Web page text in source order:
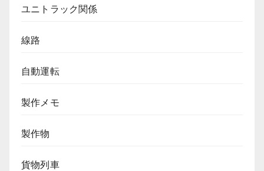
ユニトラック関係
線路
自動運転
製作メモ
製作物
貨物列車